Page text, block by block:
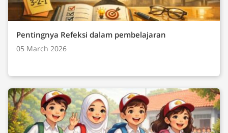
Pentingnya Refeksi dalam pembelajaran
05 March 2026